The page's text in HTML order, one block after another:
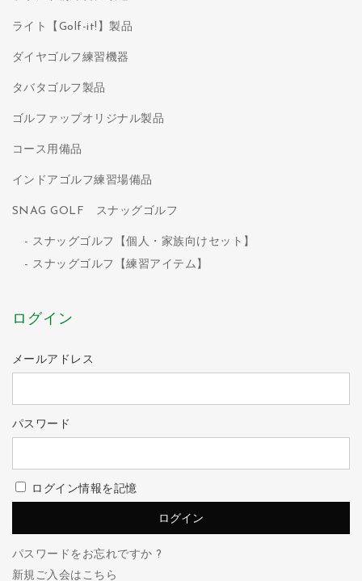
ライト【Golf-it!】製品
ダイヤゴルフ練習機器
タバタゴルフ製品
ゴルファップオリジナル製品
コース用備品
インドアゴルフ練習場備品
SNAG GOLF スナッグゴルフ
スナッグゴルフ【個人・家族向けセット】
スナッグゴルフ【練習アイテム】
ログイン
メールアドレス
パスワード
ログイン情報を記憶
パスワードをお忘れですか ?
新規ご入会はこちら